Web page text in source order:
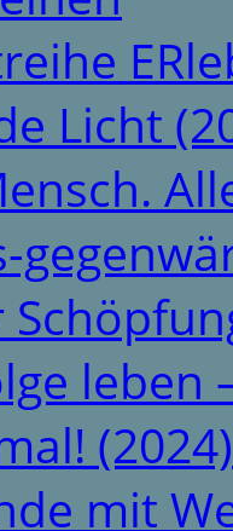
Licht
leben
(2024)
mit